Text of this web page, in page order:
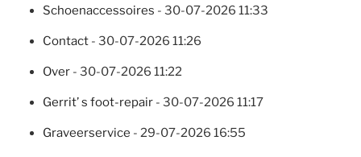
Schoenaccessoires - 30-07-2026 11:33
Contact- 30-07-2026 11:26
Over- 30-07-2026 11:22
Gerrit’ s foot-repair- 30-07-2026 11:17
Graveerservice - 29-07-2026 16:55